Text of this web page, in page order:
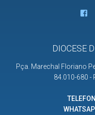
DIOCESE
Pça. Marechal Floriano
84.010-680 -